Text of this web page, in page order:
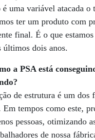
uma variável atacada o
ter um produto com
final. É o que estamos
últimos dois anos.
a PSA está
de estrutura é um dos
tempos como este,
pessoas, otimizando
de nossa